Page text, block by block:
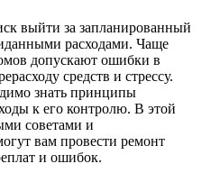
выйти за запланированный
расходами. Чаще
допускают ошибки в
средств и стрессу.
знать принципы
к его контролю. В этой
советами и
вам провести ремонт
и ошибок.